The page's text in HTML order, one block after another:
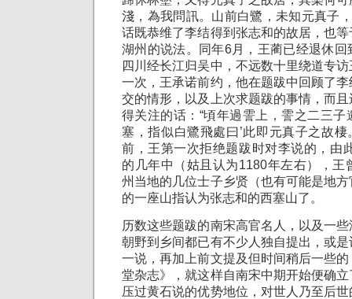
淺，為我問訊。山前白鷺，未知元真子
话既恭维了李结得到张志和的故居，也
湖州的说法。同年6月，王蔺已经退休
四川经长江归吴中，不远数十里绕道专
一次，王承诺前约，他在题跋中回顾了
交的情形，以及上次求题跋的事情，而
得关注的话：“頃年過霅上，霅之二三
塞，指似白鷺飛處曰’此即元真子之故棲
前，王第一次拒绝题跋时对李说的，由
的几年中（姑且认为1180年左右），王
州当地的几位士子乡贤（也有可能是地
的一座山指认为张志和的西塞山了。
历数这些题跋的南宋高官名人，以及一
朝野到乡间都已有不少人独自提出，或
一说，再加上前文提及但时间稍后一些
堂杂志》，就这样自南宋中期开始便确
压过黄石说的优势地位，对世人乃至后